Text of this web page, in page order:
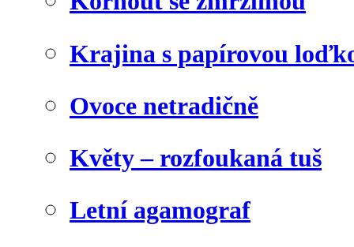
Krajina s papírovou
Ovoce netradičně
Květy – rozfoukaná tuš
Letní agamograf